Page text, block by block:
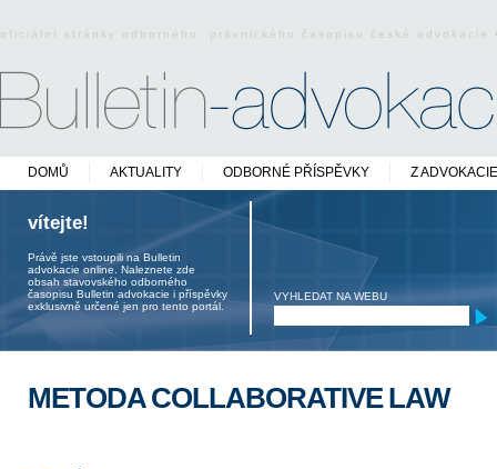
oficiální stránky odborného právnického časopisu české
DOMŮ AKTUALITY ODBORNÉ PŘÍSPĚVKY Z ADVOKACIE
vítejte!
Právě jste vstoupili na Bulletin
advokacie online. Naleznete zde
obsah stavovského odborného
časopisu Bulletin advokacie i příspěvky
exklusivně určené jen pro tento portál.
VYHLEDAT NA WEBU
METODA COLLABORATIVE LAW